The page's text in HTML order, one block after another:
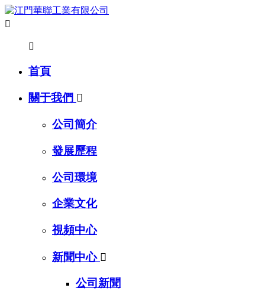


首頁
關于我們 
公司簡介
發展歷程
公司環境
企業文化
視頻中心
新聞中心 
公司新聞